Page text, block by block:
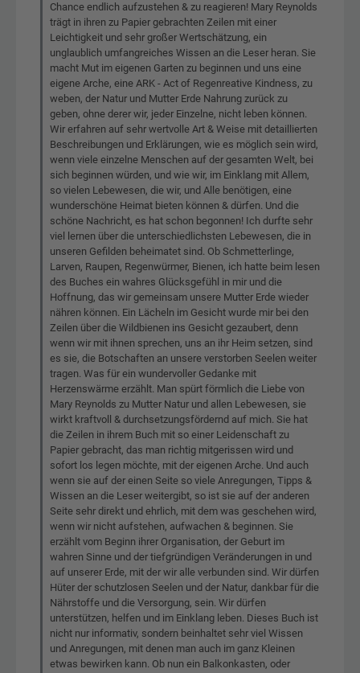
Chance endlich aufzustehen & zu reagieren! Mary Reynolds
trägt in ihren zu Papier gebrachten Zeilen mit einer
Leichtigkeit und sehr großer Wertschätzung, ein
unglaublich umfangreiches Wissen an die Leser heran. Sie
macht Mut im eigenen Garten zu beginnen und uns eine
eigene Arche, eine ARK - Act of Regenreative Kindness, zu
weben, der Natur und Mutter Erde Nahrung zurück zu
geben, ohne derer wir, jeder Einzelne, nicht leben können.
Wir erfahren auf sehr wertvolle Art & Weise mit detaillierten
Beschreibungen und Erklärungen, wie es möglich sein wird,
wenn viele einzelne Menschen auf der gesamten Welt, bei
sich beginnen würden, und wie wir, im Einklang mit Allem,
so vielen Lebewesen, die wir, und Alle benötigen, eine
wunderschöne Heimat bieten können & dürfen. Und die
schöne Nachricht, es hat schon begonnen! Ich durfte sehr
viel lernen über die unterschiedlichsten Lebewesen, die in
unseren Gefilden beheimatet sind. Ob Schmetterlinge,
Larven, Raupen, Regenwürmer, Bienen, ich hatte beim lesen
des Buches ein wahres Glücksgefühl in mir und die
Hoffnung, das wir gemeinsam unsere Mutter Erde wieder
nähren können. Ein Lächeln im Gesicht wurde mir bei den
Zeilen über die Wildbienen ins Gesicht gezaubert, denn
wenn wir mit ihnen sprechen, uns an ihr Heim setzen, sind
es sie, die Botschaften an unsere verstorben Seelen weiter
tragen. Was für ein wundervoller Gedanke mit
Herzenswärme erzählt. Man spürt förmlich die Liebe von
Mary Reynolds zu Mutter Natur und allen Lebewesen, sie
wirkt kraftvoll & durchsetzungsfördernd auf mich. Sie hat
die Zeilen in ihrem Buch mit so einer Leidenschaft zu
Papier gebracht, das man richtig mitgerissen wird und
sofort los legen möchte, mit der eigenen Arche. Und auch
wenn sie auf der einen Seite so viele Anregungen, Tipps &
Wissen an die Leser weitergibt, so ist sie auf der anderen
Seite sehr direkt und ehrlich, mit dem was geschehen wird,
wenn wir nicht aufstehen, aufwachen & beginnen. Sie
erzählt vom Beginn ihrer Organisation, der Geburt im
wahren Sinne und der tiefgründigen Veränderungen in und
auf unserer Erde, mit der wir alle verbunden sind. Wir dürfen
Hüter der schutzlosen Seelen und der Natur, dankbar für die
Nährstoffe und die Versorgung, sein. Wir dürfen
unterstützen, helfen und im Einklang leben. Dieses Buch ist
nicht nur informativ, sondern beinhaltet sehr viel Wissen
und Anregungen, mit denen man auch im ganz Kleinen
etwas bewirken kann. Ob nun ein Balkonkasten, oder